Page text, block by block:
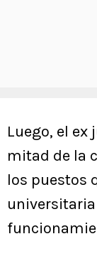
Luego, el ex
mitad de la
los puestos